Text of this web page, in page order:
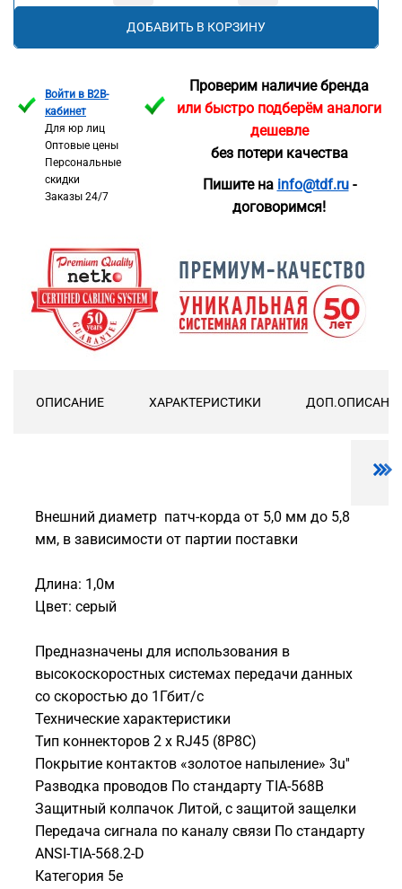
ДОБАВИТЬ В КОРЗИНУ
Войти в B2B-
кабинет
Для юр лиц
Оптовые цены
Персональные
скидки
Заказы 24/7
Проверим наличие бренда
или быстро подберём аналоги
дешевле
без потери качества
Пишите на info@tdf.ru-
договоримся!
ОПИСАНИЕ ХАРАКТЕРИСТИКИ
Внешний диаметр патч-корда от 5,0 мм до 5,8
мм, в зависимости от партии поставки
Длина: 1,0м
Цвет: серый
Предназначены для использования в
высокоскоростных системах передачи данных
со скоростью до 1Гбит/с
Технические характеристики
Тип коннекторов 2 х RJ45 (8P8C)
Покрытие контактов «золотое напыление» 3u''
Разводка проводов По стандарту TIA-568В
Защитный колпачок Литой, с защитой защелки
Передача сигнала по каналу связи По стандарту
ANSI-TIA-568.2-D
Категория 5e